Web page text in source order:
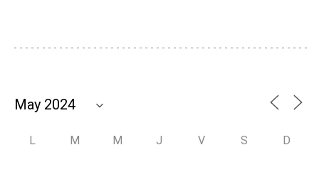
L M M J V S D